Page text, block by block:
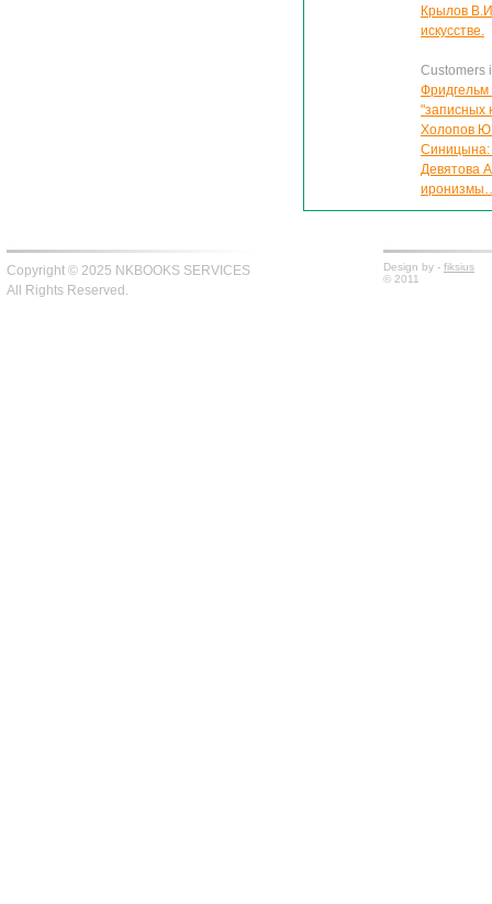
Крылов
искусстве.
Customers
Фридгельм
"записных
Холопов
Синицына:
Девятова
Copyright © 2025 NKBOOKS SERVICES
All Rights Reserved.
Design by - fiksius
© 2011